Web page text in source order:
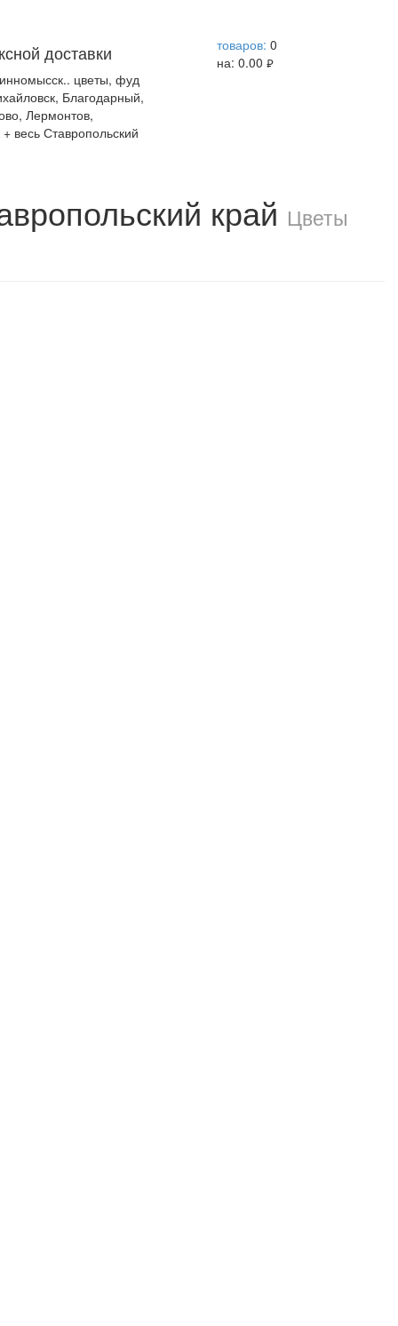
доставки
цветы, фуд
Благодарный,
Лермонтов,
весь Ставропольский
товаров: 0
на: 0.00 руб.
край Цветы